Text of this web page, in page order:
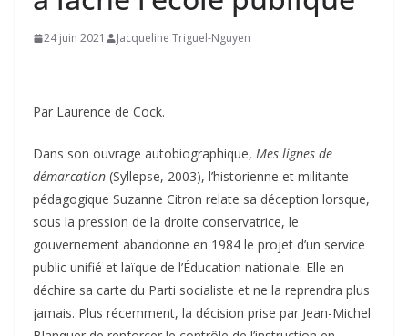
24 juin 2021 Jacqueline Triguel-Nguyen
Par Laurence de Cock.
Dans son ouvrage autobiographique, Mes lignes de
démarcation (Syllepse, 2003), l’historienne et militante
pédagogique Suzanne Citron relate sa déception lorsque,
sous la pression de la droite conservatrice, le
gouvernement abandonne en 1984 le projet d’un service
public unifié et laïque de l’Éducation nationale. Elle en
déchire sa carte du Parti socialiste et ne la reprendra plus
jamais. Plus récemment, la décision prise par Jean-Michel